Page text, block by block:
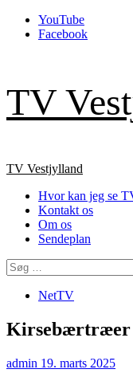
Skip
YouTube
Facebook
TV
Primary
TV Vestjylland
Hvor kan jeg se
Kontakt os
Om os
Sendeplan
Søg
efter:
NetTV
Kirsebærtræer
admin 19. marts 2025